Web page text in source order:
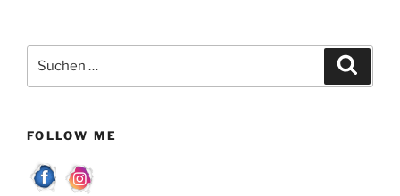
e
b
o
k
er l
n
nach:
FOLLOW ME